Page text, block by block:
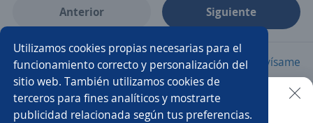
Anterior Siguiente
Nuevas ofertas de empleo Avísame
Empleos similares
Buscar es más fácil en la app
Utilizamos cookies propias necesarias para el
funcionamiento correcto y personalización del
sitio web. También utilizamos cookies de
terceros para fines analíticos y mostrarte
publicidad relacionada según tus preferencias.